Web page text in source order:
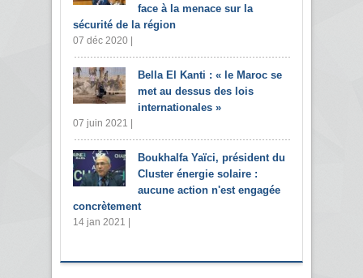
face à la menace sur la
sécurité de la région
07 déc 2020 |
Bella El Kanti : « le Maroc se
met au dessus des lois
internationales »
07 juin 2021 |
Boukhalfa Yaïci, président du
Cluster énergie solaire :
aucune action n'est engagée
concrètement
14 jan 2021 |